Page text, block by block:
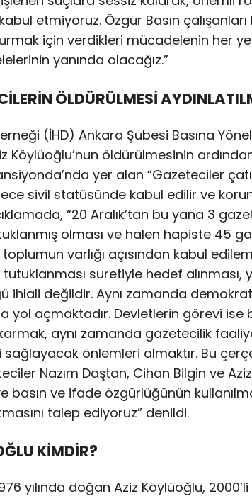
etmiyoruz. Özgür Basın
için verdikleri mücadelenin her yer
yanında olacağız.”
ÖLDÜRÜLMESİ
(İHD) Ankara Şubesi Basına
Köylüoğlu’nun öldürülmesinin
yer alan “Gazeteciler
sivil statüsünde kabul edilir ve
“20 Aralık’tan bu yana 3
olması ve halen hapiste 45
varlığı açısından kabul
suretiyle hedef alınması,
ihlali değildir. Aynı zamanda
yol açmaktadır. Devletlerin görevi
aynı zamanda gazetecilik
sağlayacak önlemleri almaktır. Bu
Nazım Daştan, Cihan Bilgin ve
basın ve ifade özgürlüğünün
talep ediyoruz” denildi.
KİMDİR?
yılında doğan Aziz Köylüoğlu,